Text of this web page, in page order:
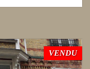
VENDU